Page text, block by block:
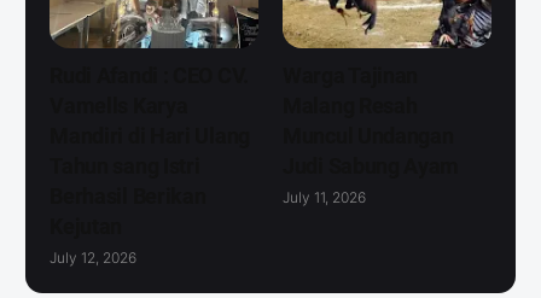
July 12, 2026
July 11, 2026